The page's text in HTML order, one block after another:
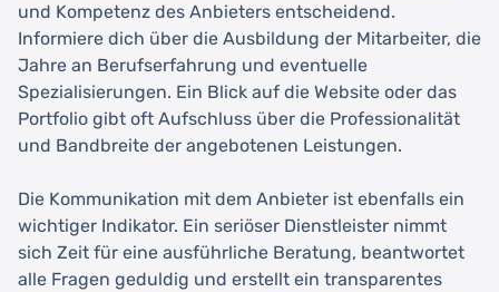
und Kompetenz des Anbieters entscheidend.
Informiere dich über die Ausbildung der Mitarbeiter, die
Jahre an Berufserfahrung und eventuelle
Spezialisierungen. Ein Blick auf die Website oder das
Portfolio gibt oft Aufschluss über die Professionalität
und Bandbreite der angebotenen Leistungen.
Die Kommunikation mit dem Anbieter ist ebenfalls ein
wichtiger Indikator. Ein seriöser Dienstleister nimmt
sich Zeit für eine ausführliche Beratung, beantwortet
alle Fragen geduldig und erstellt ein transparentes